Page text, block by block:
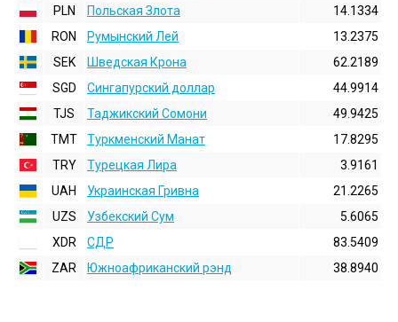
PLN
Польская Злота
14.1334
RON
Румынский Лей
13.2375
SEK
Шведская Крона
62.2189
SGD
Сингапурский доллар
44.9914
TJS
Таджикский Сомони
49.9425
TMT
Туркменский Манат
17.8295
TRY
Турецкая Лира
3.9161
UAH
Украинская Гривна
21.2265
UZS
Узбекский Сум
5.6065
XDR
СДР
83.5409
ZAR
Южноафриканский рэнд 38.8940